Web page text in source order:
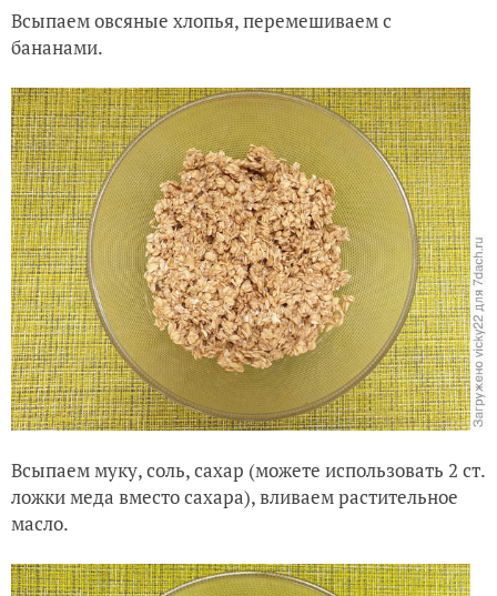
Всыпаем овсяные хлопья, перемешиваем с
бананами.
Всыпаем муку, соль, сахар (можете использовать 2 ст.
ложки меда вместо сахара), вливаем растительное
масло.